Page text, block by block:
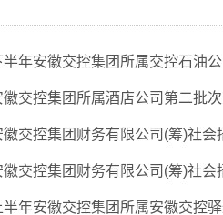
半年安徽交控集团所属交控石油
徽交控集团所属酒店公司第二批
徽交控集团财务有限公司(筹)社会
徽交控集团财务有限公司(筹)社会
半年安徽交控集团所属安徽交控